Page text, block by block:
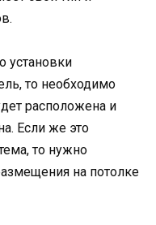
установки
то необходимо
расположена и
Если же это
то нужно
на потолке